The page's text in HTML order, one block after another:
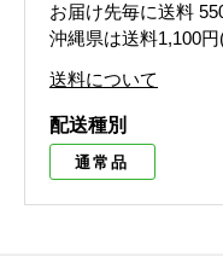
お届け先毎に送料
沖縄県は送料1,100円
送料について
配送種別
通常品